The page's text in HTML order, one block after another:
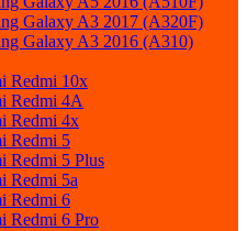
Galaxy A3 2017 (A320F)
Galaxy A3 2016 (A310)
Redmi 10x
Redmi 4A
Redmi 4x
Redmi 5
Redmi 5 Plus
Redmi 5a
Redmi 6
Redmi 6 Pro